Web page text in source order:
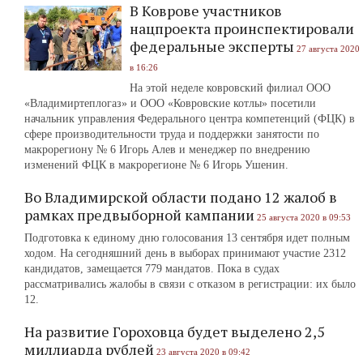
В Коврове участников
нацпроекта проинспектировали
федеральные эксперты 27 августа 2020
в 16:26
На этой неделе ковровский филиал ООО
«Владимиртеплогаз» и ООО «Ковровские котлы» посетили
начальник управления Федерального центра компетенций (ФЦК) в
сфере производительности труда и поддержки занятости по
макрорегиону № 6 Игорь Алев и менеджер по внедрению
изменений ФЦК в макрорегионе № 6 Игорь Ушенин.
Во Владимирской области подано 12 жалоб в
рамках предвыборной кампании 25 августа 2020 в 09:53
Подготовка к единому дню голосования 13 сентября идет полным
ходом. На сегодняшний день в выборах принимают участие 2312
кандидатов, замещается 779 мандатов. Пока в судах
рассматривались жалобы в связи с отказом в регистрации: их было
12.
На развитие Гороховца будет выделено 2,5
миллиарда рублей 23 августа 2020 в 09:42